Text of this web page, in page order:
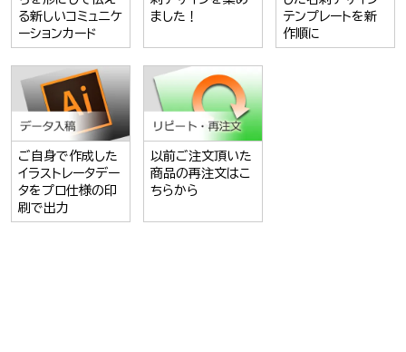
る新しいコミュニケ
ーションカード
ました！
テンプレートを新
作順に
ご自身で作成した
イラストレータデー
タをプロ仕様の印
刷で出力
以前ご注文頂いた
商品の再注文はこ
ちらから